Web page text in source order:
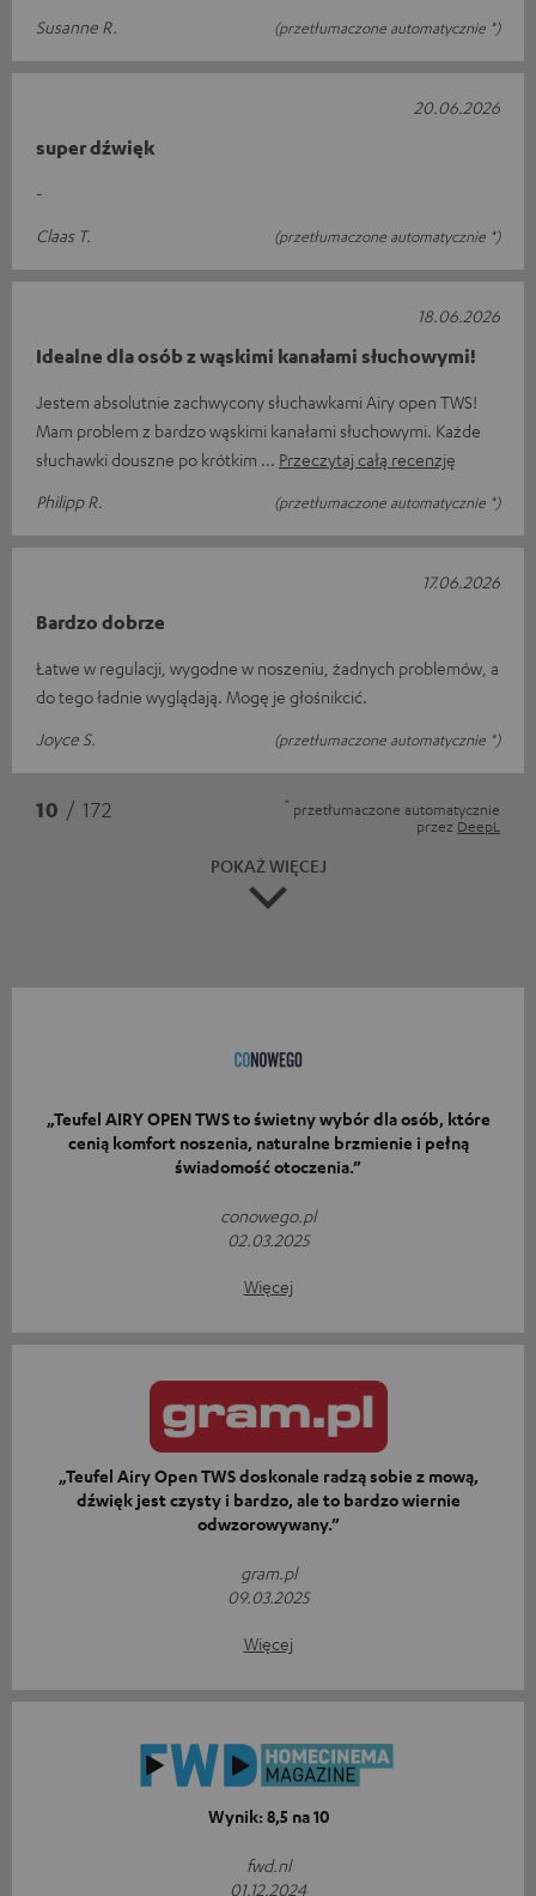
Susanne R.
(przetłumaczone automatycznie *)
super dźwięk
-
Claas T.
(przetłumaczone automatycznie *)
20.06.2026
Idealne dla osób z wąskimi kanałami słuchowymi!
Jestem absolutnie zachwycony słuchawkami Airy open TWS!
Mam problem z bardzo wąskimi kanałami słuchowymi. Każde
słuchawki douszne po krótkim
Przeczytaj całą recenzję
Philipp R.
(przetłumaczone automatycznie *)
18.06.2026
Bardzo dobrze
Łatwe w regulacji, wygodne w noszeniu, żadnych problemów, a
do tego ładnie wyglądają. Mogę je głośnikcić.
Joyce S.
(przetłumaczone automatycznie *)
17.06.2026
10 / 172 * przetłumaczone automatycznie
przez DeepL
POKAŻ WIĘCEJ
„Teufel AIRY OPEN TWS to świetny wybór dla osób, które
cenią komfort noszenia, naturalne brzmienie i pełną
świadomość otoczenia.”
conowego.pl
02.03.2025
Więcej
„Teufel Airy Open TWS doskonale radzą sobie z mową,
dźwięk jest czysty i bardzo, ale to bardzo wiernie
odwzorowywany.”
gram.pl
09.03.2025
Więcej
Wynik: 8,5 na 10
fwd.nl
01.12.2024